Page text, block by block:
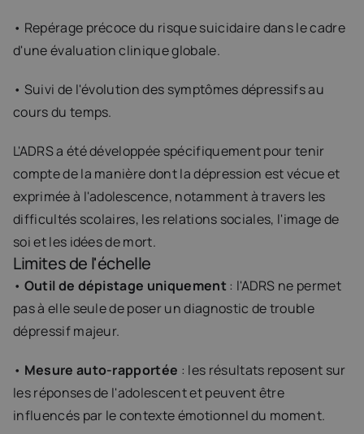
• Repérage précoce du risque suicidaire dans le cadre
d'une évaluation clinique globale.
• Suivi de l'évolution des symptômes dépressifs au
cours du temps.
L'ADRS a été développée spécifiquement pour tenir
compte de la manière dont la dépression est vécue et
exprimée à l'adolescence, notamment à travers les
difficultés scolaires, les relations sociales, l'image de
soi et les idées de mort.
Limites de l'échelle
• Outil de dépistage uniquement : l'ADRS ne permet
pas à elle seule de poser un diagnostic de trouble
dépressif majeur.
• Mesure auto-rapportée : les résultats reposent sur
les réponses de l'adolescent et peuvent être
influencés par le contexte émotionnel du moment.